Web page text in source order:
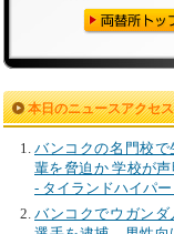
本日のニュースアクセ
バンコクの名門校で
輩を脅迫か 学校が
- タイランドハイパ
バンコクでウガンダ